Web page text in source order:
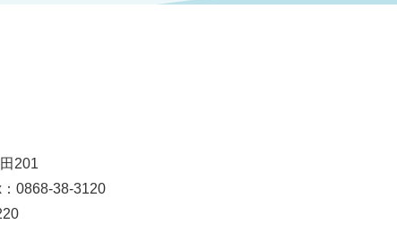
201
0868-38-3120